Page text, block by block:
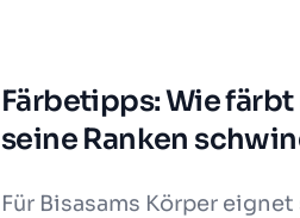
Färbetipps: Wie
seine Ranken
Für Bisasams Körper